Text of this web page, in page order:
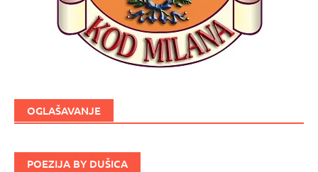
OGLAŠAVANJE
POEZIJA BY DUŠICA